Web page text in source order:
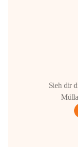
Sieh dir